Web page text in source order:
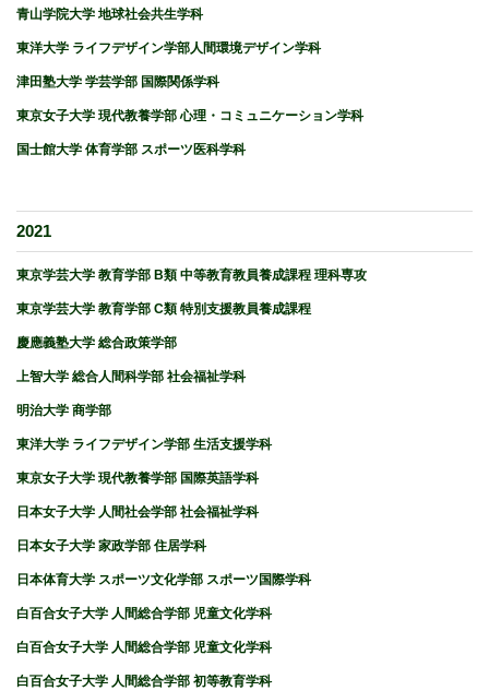
青山学院大学 地球社会共生学科
東洋大学 ライフデザイン学部人間環境デザイン学科
津田塾大学 学芸学部 国際関係学科
東京女子大学 現代教養学部 心理・コミュニケーション学科
国士館大学 体育学部 スポーツ医科学科
2021
東京学芸大学 教育学部 B類 中等教育教員養成課程 理科専攻
東京学芸大学 教育学部 C類 特別支援教員養成課程
慶應義塾大学 総合政策学部
上智大学 総合人間科学部 社会福祉学科
明治大学 商学部
東洋大学 ライフデザイン学部 生活支援学科
東京女子大学 現代教養学部 国際英語学科
日本女子大学 人間社会学部 社会福祉学科
日本女子大学 家政学部 住居学科
日本体育大学 スポーツ文化学部 スポーツ国際学科
白百合女子大学 人間総合学部 児童文化学科
白百合女子大学 人間総合学部 児童文化学科
白百合女子大学 人間総合学部 初等教育学科